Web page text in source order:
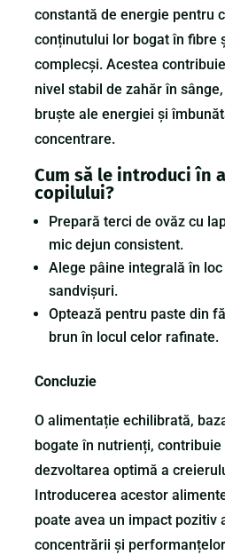
constantă de energie pentru
conținutului lor bogat în fibre
complecși. Acestea
nivel stabil de zahăr în
bruște ale energiei și
concentrare.
Cum să le introduci în
copilului?
Prepară terci de ovăz cu
mic dejun consistent.
Alege pâine integrală în
sandvișuri.
Optează pentru paste din
brun în locul celor rafinate.
Concluzie
O alimentație echilibrată,
bogate în nutrienți,
dezvoltarea optimă a
Introducerea acestor
poate avea un impact pozitiv
concentrării și